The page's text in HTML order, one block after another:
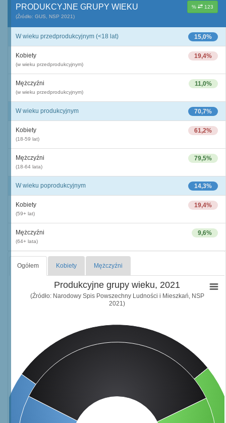
% 123
PRODUKCYJNE GRUPY WIEKU
(Źródło: GUS, NSP 2021)
15,0%
W wieku przedprodukcyjnym (<18 lat)
19,4%
Kobiety
(w wieku przedprodukcyjnym)
11,0%
Mężczyźni
(w wieku przedprodukcyjnym)
70,7%
W wieku produkcyjnym
61,2%
Kobiety
(18-59 lat)
79,5%
Mężczyźni
(18-64 lata)
14,3%
W wieku poprodukcyjnym
19,4%
Kobiety
(59+ lat)
9,6%
Mężczyźni
(64+ lata)
Ogółem Kobiety Mężczyźni
Produkcyjne grupy wieku, 2021
(Źródło: Narodowy Spis Powszechny Ludności i Mieszkań, NSP
2021)